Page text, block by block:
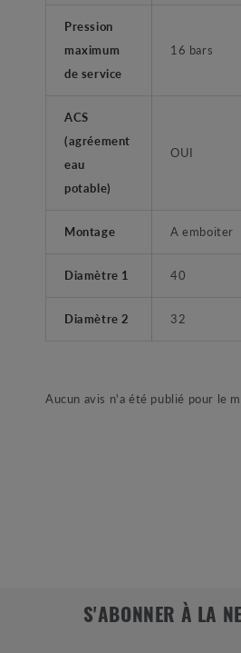
Pression
maximum
de service
16 bars
ACS
(agréement
eau
potable)
OUI
Montage A emboiter
Diamètre 1 40
Diamètre 2 32
Aucun avis n'a été publié pour le
S'ABONNER À LA